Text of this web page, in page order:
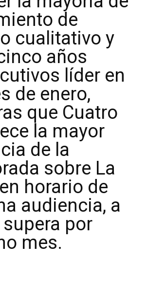
de
cualitativo y
años
líder en
de enero,
que Cuatro
la mayor
de la
sobre La
horario de
audiencia, a
supera por
mes.